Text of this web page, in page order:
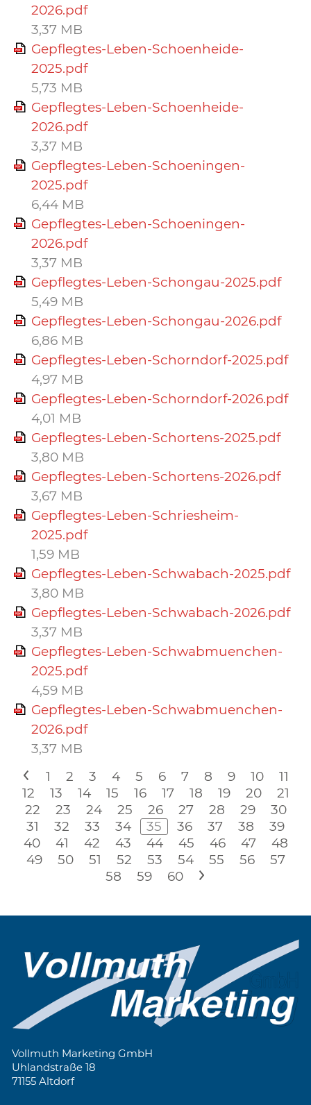
2026.pdf
3,37 MB
Gepflegtes-Leben-Schoenheide-
2025.pdf
5,73 MB
Gepflegtes-Leben-Schoenheide-
2026.pdf
3,37 MB
Gepflegtes-Leben-Schoeningen-
2025.pdf
6,44 MB
Gepflegtes-Leben-Schoeningen-
2026.pdf
3,37 MB
Gepflegtes-Leben-Schongau-2025.pdf
5,49 MB
Gepflegtes-Leben-Schongau-2026.pdf
6,86 MB
Gepflegtes-Leben-Schorndorf-2025.pdf
4,97 MB
Gepflegtes-Leben-Schorndorf-2026.pdf
4,01 MB
Gepflegtes-Leben-Schortens-2025.pdf
3,80 MB
Gepflegtes-Leben-Schortens-2026.pdf
3,67 MB
Gepflegtes-Leben-Schriesheim-
2025.pdf
1,59 MB
Gepflegtes-Leben-Schwabach-2025.pdf
3,80 MB
Gepflegtes-Leben-Schwabach-2026.pdf
3,37 MB
Gepflegtes-Leben-Schwabmuenchen-
2025.pdf
4,59 MB
Gepflegtes-Leben-Schwabmuenchen-
2026.pdf
3,37 MB
<
1 2 3 4 5 6 7 8 9 10
11
12
13 14 15 16 17 18 19 20
21
22
23 24 25 26 27 28 29
30
31
32 33 34 35 36 37 38
39
40
41 42 43 44 45 46 47
48
49
50 51 52 53 54 55 56
57
58
59 60 >
Vollmuth Marketing GmbH
Uhlandstraße 18
71155 Altdorf